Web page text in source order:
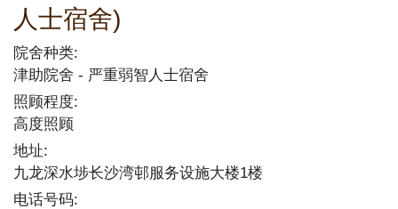
人士宿舍)
院舍种类:
津助院舍
严重弱智人士宿舍
照顾程度:
高度照顾
地址:
九龙深水埗长沙湾邨服务设施大楼1楼
电话号码: